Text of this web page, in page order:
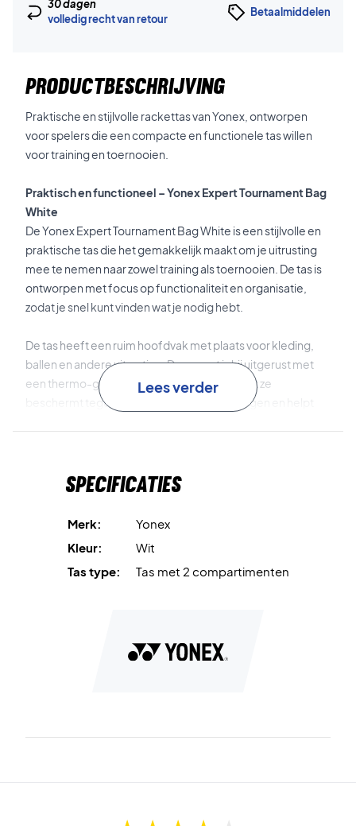
30 dagen
volledig recht van retour
Betaalmiddelen
PRODUCTBESCHRIJVING
Praktische en stijlvolle rackettas van Yonex, ontworpen
voor spelers die een compacte en functionele tas willen
voor training en toernooien.
Praktisch en functioneel – Yonex Expert Tournament Bag
White
De Yonex Expert Tournament Bag White is een stijlvolle en
praktische tas die het gemakkelijk maakt om je uitrusting
mee te nemen naar zowel training als toernooien. De tas is
ontworpen met focus op functionaliteit en organisatie,
zodat je snel kunt vinden wat je nodig hebt.
De tas heeft een ruim hoofdvak met plaats voor kleding,
ballen en andere uitrusting. Daarnaast is hij uitgerust met
een thermo-geïsoleerd vak voor rackets, dat ze
beschermt tegen temperatuurschommelingen en helpt
temperatuurverschillen.
Groot hoofdvak
biedt ruimte voor kleding, ballen en
overige uitrusting.
Afmetingen:75 x 19 x 32 cm.
Lees verder
Specificaties
Merk:
Yonex
Kleur:
Wit
Tas type:
Tas met 2 compartimenten